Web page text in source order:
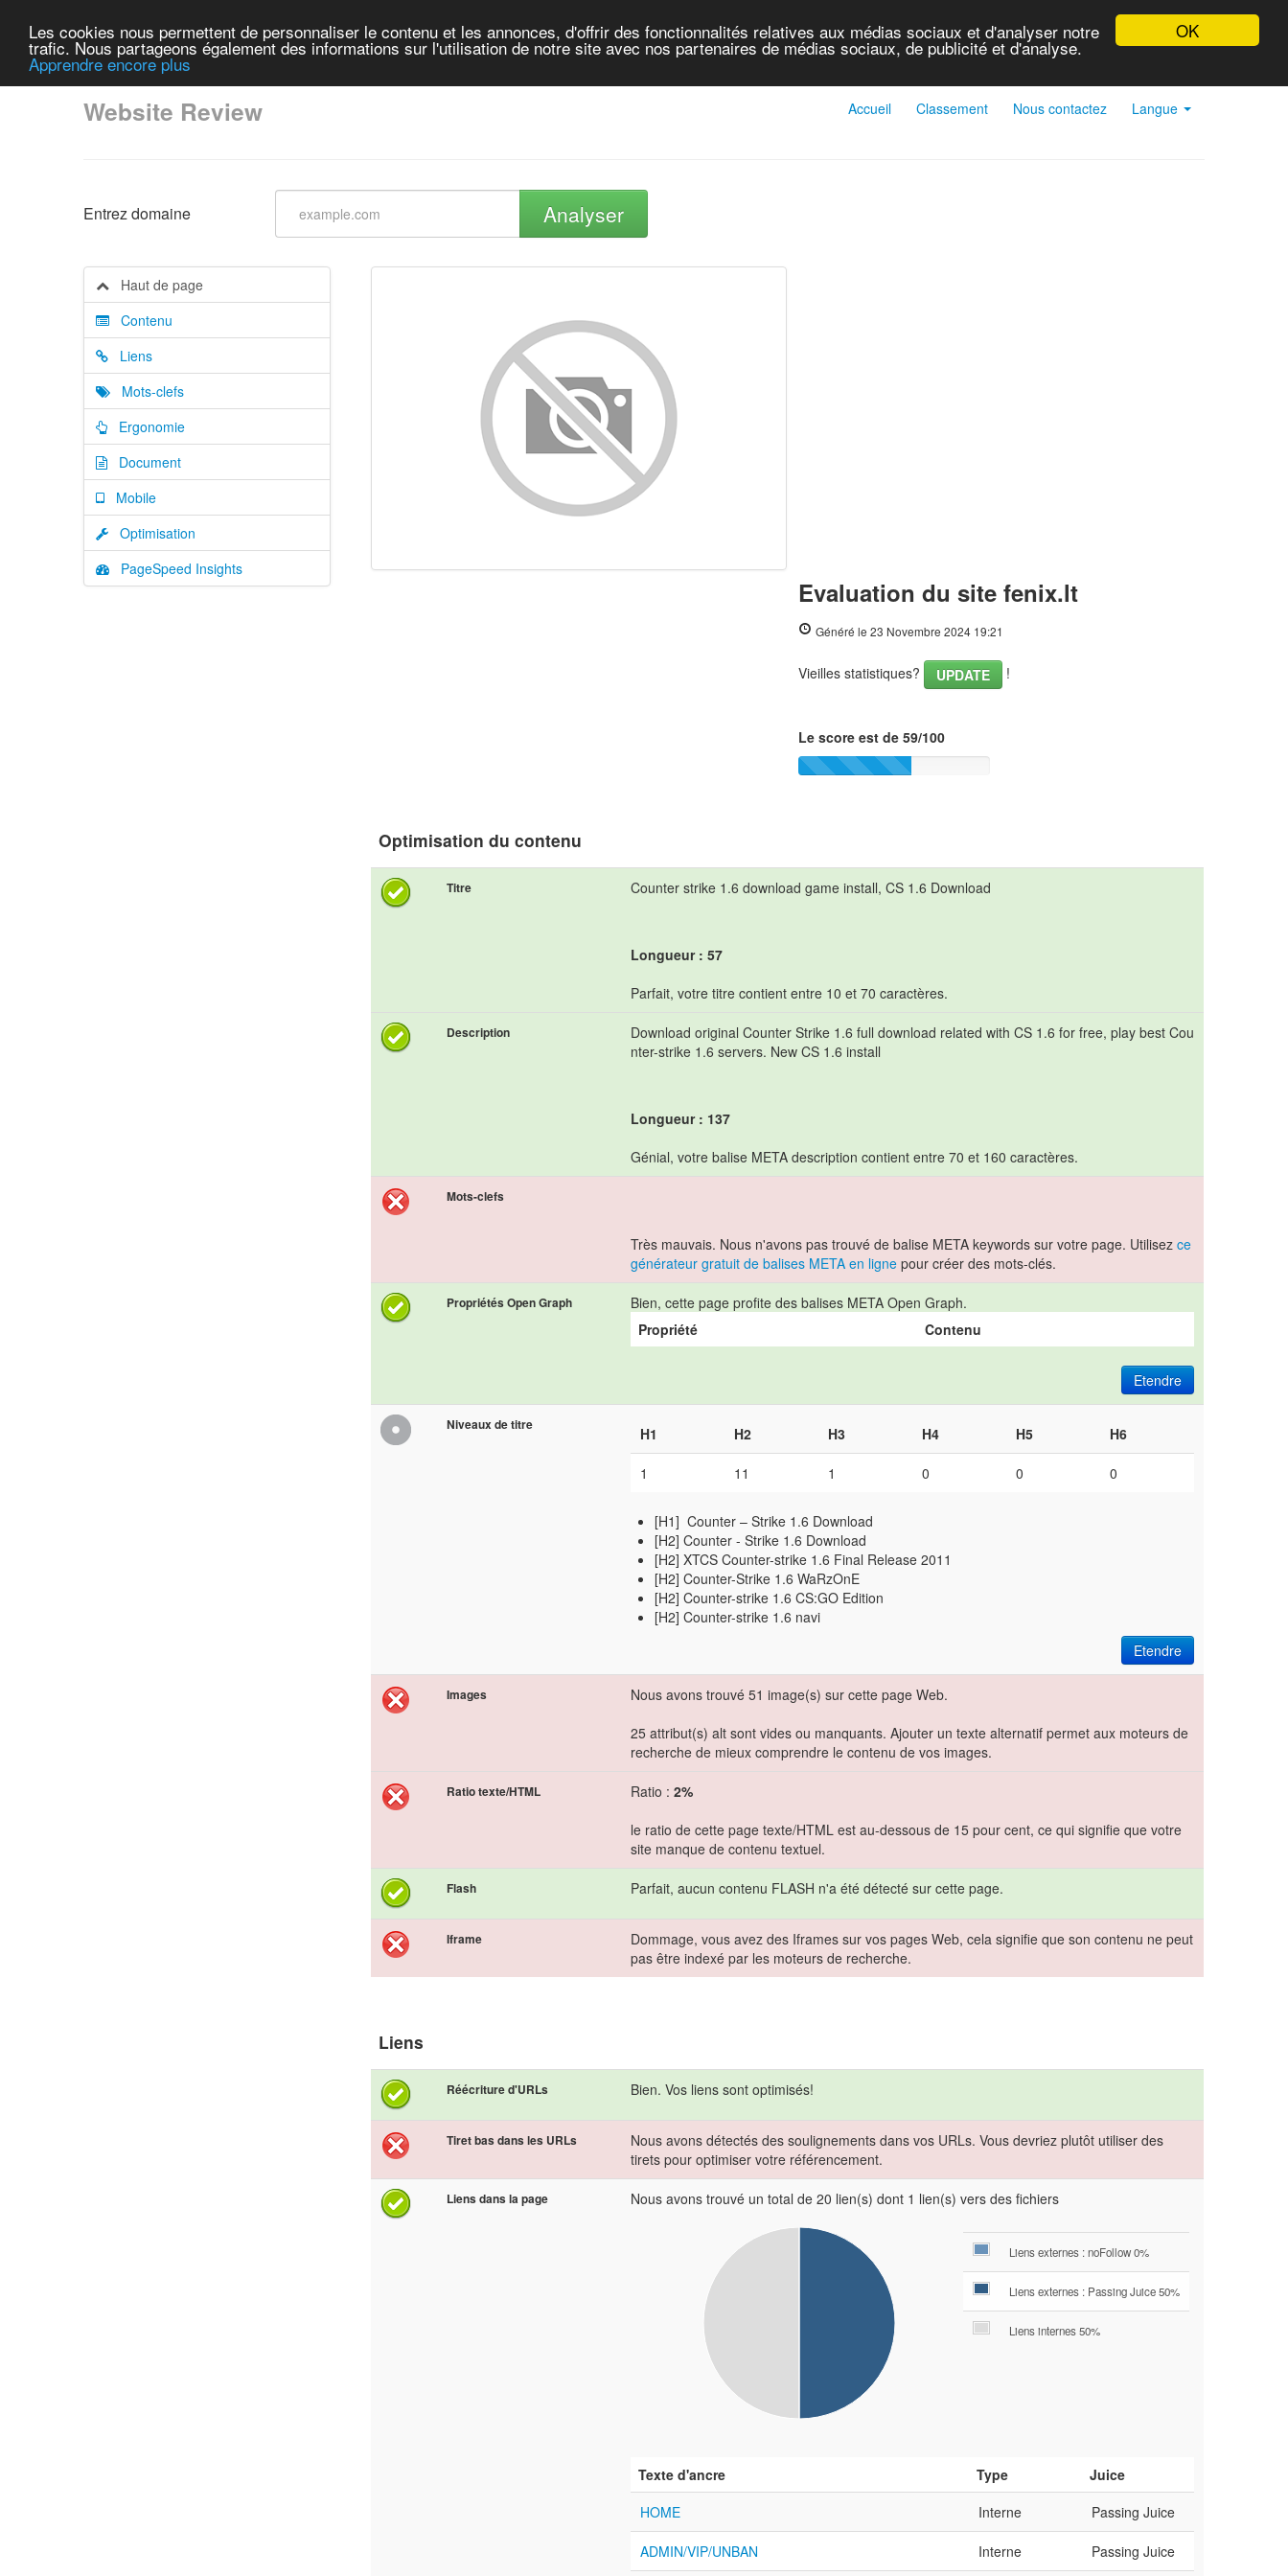
OK
Les cookies nous permettent de personnaliser le contenu et les annonces, d'offrir des fonctionnalités relatives aux médias sociaux et d'analyser notre
trafic. Nous partageons également des informations sur l'utilisation de notre site avec nos partenaires de médias sociaux, de publicité et d'analyse.
Apprendre encore plus
Accueil Classement Nous contactez Langue
Website Review
Entrez domaine Analyser
Haut de page
Contenu
Liens
Mots-clefs
Ergonomie
Document
Mobile
Optimisation
PageSpeed Insights
Evaluation du site fenix.lt
Généré le 23 Novembre 2024 19:21
Vieilles statistiques? UPDATE !
Le score est de 59/100
Optimisation du contenu
Titre Counter strike 1.6 download game install, CS 1.6 Download
Longueur : 57
Parfait, votre titre contient entre 10 et 70 caractères.
Description
Download original Counter Strike 1.6 full download related with CS 1.6 for free, play best Cou
nter-strike 1.6 servers. New CS 1.6 install
Longueur : 137
Génial, votre balise META description contient entre 70 et 160 caractères.
Mots-clefs
Très mauvais. Nous n'avons pas trouvé de balise META keywords sur votre page. Utilisez ce
générateur gratuit de balises META en ligne pour créer des mots-clés.
Propriétés Open Graph
Bien, cette page profite des balises META Open Graph.
Propriété
Contenu
Etendre
Niveaux de titre H1 H2 H3 H4 H5 H6
1 11 1 0 0 0
[H1] Counter – Strike 1.6 Download
[H2] Counter - Strike 1.6 Download
[H2] XTCS Counter-strike 1.6 Final Release 2011
[H2] Counter-Strike 1.6 WaRzOnE
[H2] Counter-strike 1.6 CS:GO Edition
[H2] Counter-strike 1.6 navi
Etendre
Images
Nous avons trouvé 51 image(s) sur cette page Web.
25 attribut(s) alt sont vides ou manquants. Ajouter un texte alternatif permet aux moteurs de
recherche de mieux comprendre le contenu de vos images.
Ratio texte/HTML Ratio : 2%
le ratio de cette page texte/HTML est au-dessous de 15 pour cent, ce qui signifie que votre
site manque de contenu textuel.
Flash Parfait, aucun contenu FLASH n'a été détecté sur cette page.
Iframe
Dommage, vous avez des Iframes sur vos pages Web, cela signifie que son contenu ne peut
pas être indexé par les moteurs de recherche.
Liens
Réécriture d'URLs Bien. Vos liens sont optimisés!
Tiret bas dans les URLs
Nous avons détectés des soulignements dans vos URLs. Vous devriez plutôt utiliser des
tirets pour optimiser votre référencement.
Liens dans la page Nous avons trouvé un total de 20 lien(s) dont 1 lien(s) vers des fichiers
Liens externes : noFollow 0%
Liens externes : Passing Juice 50%
Liens internes 50%
Texte d'ancre Type
Juice
HOME
Interne Passing Juice
ADMIN/VIP/UNBAN Interne Passing Juice